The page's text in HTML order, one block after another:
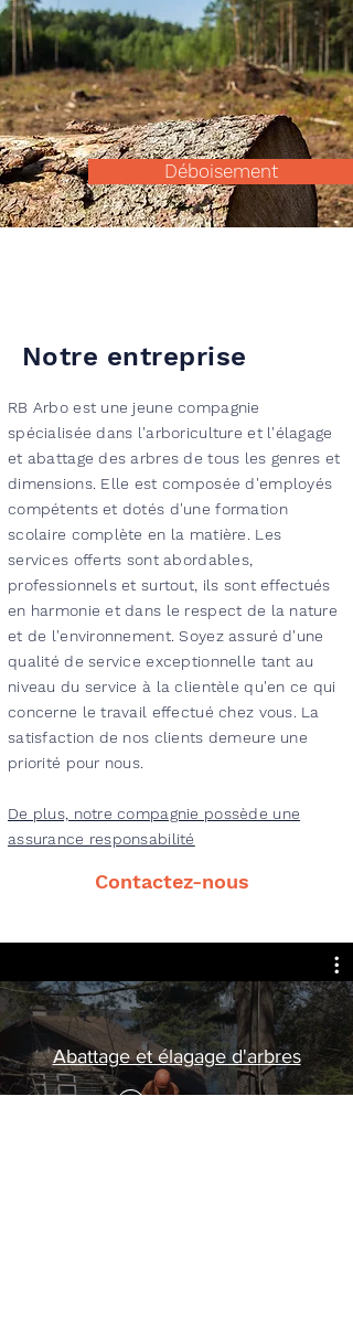
Déboisement
Notre entreprise
RB Arbo est une jeune compagnie
spécialisée dans l'arboriculture et l'élagage
et abattage des arbres de tous les genres et
dimensions. Elle est composée d'employés
compétents et dotés d'une formation
scolaire complète en la matière. Les
services offerts sont abordables,
professionnels et surtout, ils sont effectués
en harmonie et dans le respect de la nature
et de l'environnement. Soyez assuré d'une
qualité de service exceptionnelle tant au
niveau du service à la clientèle qu'en ce qui
concerne le travail effectué chez vous. La
satisfaction de nos clients demeure une
priorité pour nous.
De plus, notre compagnie possède une
assurance responsabilité
Contactez-nous
Abattage et élagage d'arbres